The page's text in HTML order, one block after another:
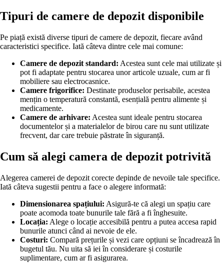
Tipuri de camere de depozit disponibile
Pe piață există diverse tipuri de camere de depozit, fiecare având
caracteristici specifice. Iată câteva dintre cele mai comune:
Camere de depozit standard: Acestea sunt cele mai utilizate și
pot fi adaptate pentru stocarea unor articole uzuale, cum ar fi
mobiliere sau electrocasnice.
Camere frigorifice: Destinate produselor perisabile, acestea
mențin o temperatură constantă, esențială pentru alimente și
medicamente.
Camere de arhivare: Acestea sunt ideale pentru stocarea
documentelor și a materialelor de birou care nu sunt utilizate
frecvent, dar care trebuie păstrate în siguranță.
Cum să alegi camera de depozit potrivită
Alegerea camerei de depozit corecte depinde de nevoile tale specifice.
Iată câteva sugestii pentru a face o alegere informată:
Dimensionarea spațiului: Asigură-te că alegi un spațiu care
poate acomoda toate bunurile tale fără a fi înghesuite.
Locația: Alege o locație accesibilă pentru a putea accesa rapid
bunurile atunci când ai nevoie de ele.
Costuri: Compară prețurile și vezi care opțiuni se încadrează în
bugetul tău. Nu uita să iei în considerare și costurile
suplimentare, cum ar fi asigurarea.